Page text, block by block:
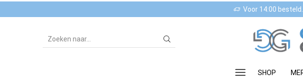
Voor 14:00
SHOP